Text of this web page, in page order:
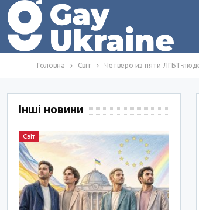
Головна Світ Четверо из пяти ЛГБТ-
Інші новини
Світ